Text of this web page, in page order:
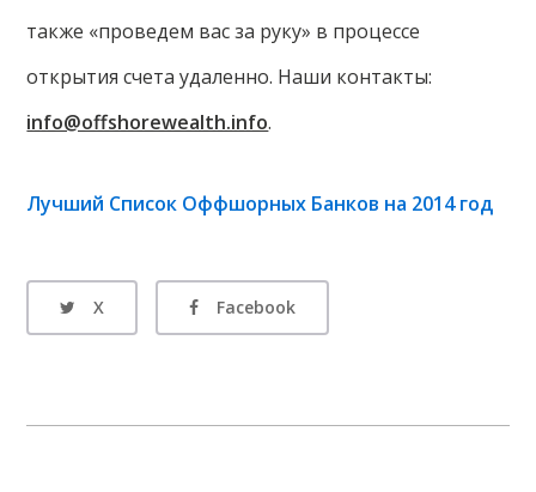
также «проведем вас за руку» в процессе
открытия счета удаленно. Наши контакты:
info@offshorewealth.info.
Лучший Список Оффшорных Банков на 2014 год
X Facebook